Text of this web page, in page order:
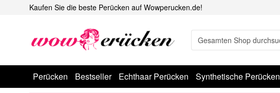
Kaufen Sie die beste Perücken auf Wowperucken.de!
Perücken Bestseller Echthaar Perücken Synthetische Perücken